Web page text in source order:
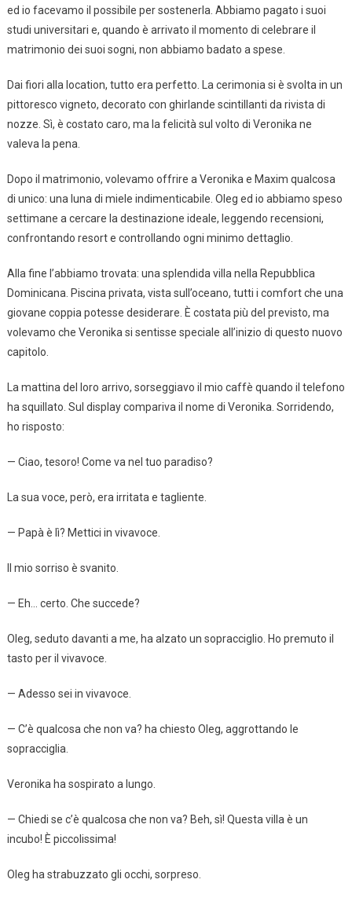
ed io facevamo il possibile per sostenerla. Abbiamo pagato i suoi
studi universitari e, quando è arrivato il momento di celebrare il
matrimonio dei suoi sogni, non abbiamo badato a spese.
Dai fiori alla location, tutto era perfetto. La cerimonia si è svolta in un
pittoresco vigneto, decorato con ghirlande scintillanti da rivista di
nozze. Sì, è costato caro, ma la felicità sul volto di Veronika ne
valeva la pena.
Dopo il matrimonio, volevamo offrire a Veronika e Maxim qualcosa
di unico: una luna di miele indimenticabile. Oleg ed io abbiamo speso
settimane a cercare la destinazione ideale, leggendo recensioni,
confrontando resort e controllando ogni minimo dettaglio.
Alla fine l’abbiamo trovata: una splendida villa nella Repubblica
Dominicana. Piscina privata, vista sull’oceano, tutti i comfort che una
giovane coppia potesse desiderare. È costata più del previsto, ma
volevamo che Veronika si sentisse speciale all’inizio di questo nuovo
capitolo.
La mattina del loro arrivo, sorseggiavo il mio caffè quando il telefono
ha squillato. Sul display compariva il nome di Veronika. Sorridendo,
ho risposto:
— Ciao, tesoro! Come va nel tuo paradiso?
La sua voce, però, era irritata e tagliente.
— Papà è lì? Mettici in vivavoce.
Il mio sorriso è svanito.
— Eh… certo. Che succede?
Oleg, seduto davanti a me, ha alzato un sopracciglio. Ho premuto il
tasto per il vivavoce.
— Adesso sei in vivavoce.
— C’è qualcosa che non va? ha chiesto Oleg, aggrottando le
sopracciglia.
Veronika ha sospirato a lungo.
— Chiedi se c’è qualcosa che non va? Beh, sì! Questa villa è un
incubo! È piccolissima!
Oleg ha strabuzzato gli occhi, sorpreso.